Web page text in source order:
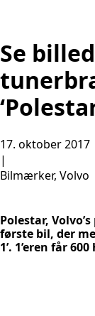
Se
17. oktober 2017
|
Bilmærker, Volvo
Polestar,
første bil, der
1’. 1’eren får